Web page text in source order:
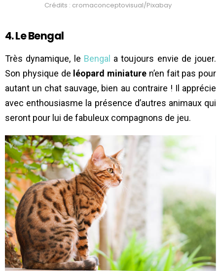
Crédits : cromaconceptovisual/Pixabay
4. Le Bengal
Très dynamique, le Bengal a toujours envie de jouer.
Son physique de léopard miniature n’en fait pas pour
autant un chat sauvage, bien au contraire ! Il apprécie
avec enthousiasme la présence d’autres animaux qui
seront pour lui de fabuleux compagnons de jeu.